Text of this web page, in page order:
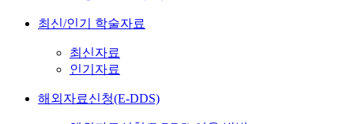
최신/인기 학술자료
최신자료
인기자료
해외자료신청(E-DDS)